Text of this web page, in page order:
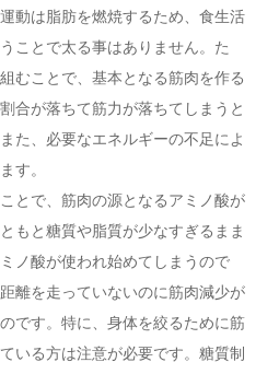
動は脂肪を燃焼するため、食生活
ことで太る事はありません。た
むことで、基本となる筋肉を作る
合が落ちて筋力が落ちてしまうと
た、必要なエネルギーの不足によ
す。
とで、筋肉の源となるアミノ酸が
もと糖質や脂質が少なすぎるまま
ノ酸が使われ始めてしまうので
離を走っていないのに筋肉減少が
です。特に、身体を絞るために筋
いる方は注意が必要です。糖質制